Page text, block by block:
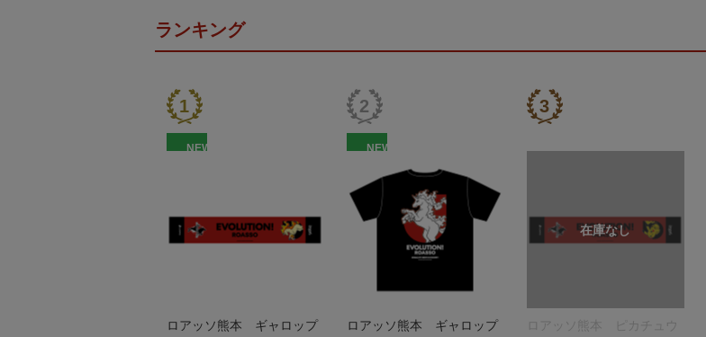
ランキング
NEW
ロアッソ熊本 ギャロップ
NEW
ロアッソ熊本 ギャロップ
ロアッソ熊本 ピカチュウ